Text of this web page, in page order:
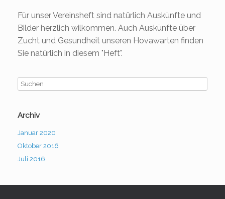
Für unser Vereinsheft sind natürlich Auskünfte und
Bilder herzlich wilkommen. Auch Auskünfte über
Zucht und Gesundheit unseren Hovawarten finden
Sie natürlich in diesem "Heft".
Archiv
Januar 2020
Oktober 2016
Juli 2016